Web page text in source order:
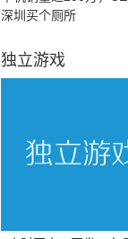
深圳买个厕所
独立游戏